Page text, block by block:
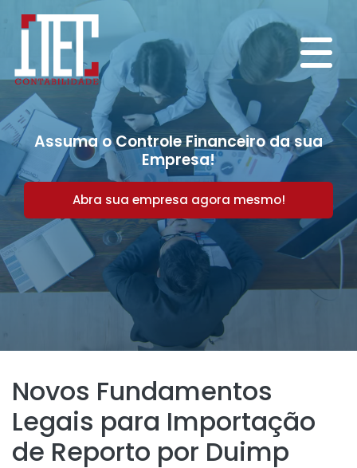
Assuma o Controle Financeiro da sua
Empresa!
Abra sua empresa agora mesmo!
Novos Fundamentos
Legais para Importação
de Reporto por Duimp